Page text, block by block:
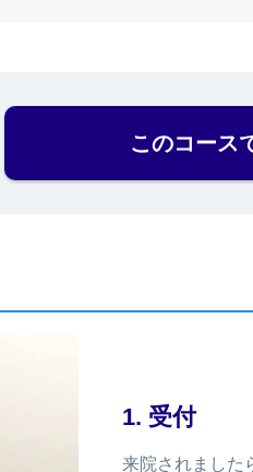
このコース
1. 受付
来院されました